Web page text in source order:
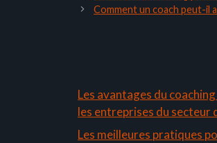
Comment un coach peut-il
Les avantages du
les entreprises du secteur
Les meilleures pratiques